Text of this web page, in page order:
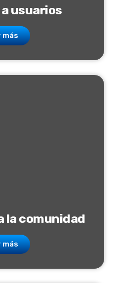
usuarios
más
la comunidad
más